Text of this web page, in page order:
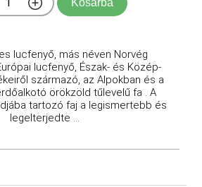
Kosárba
lucfenyő, más néven Norvég
lucfenyő, Észak- és Közép-
származó, az Alpokban és a
örökzöld tűlevelű fa . A
tartozó faj a legismertebb és
legelterjedte ...